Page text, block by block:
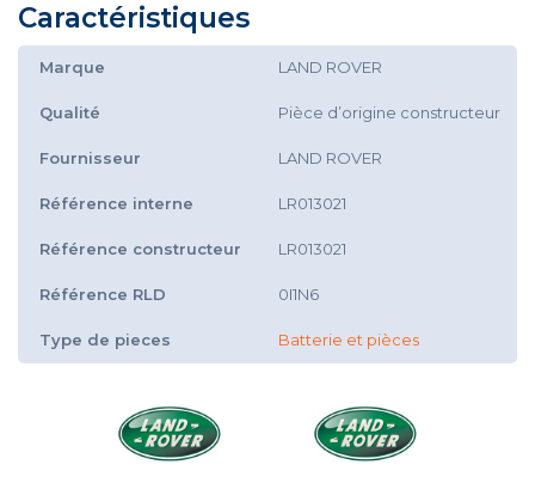
Caractéristiques
Marque LAND ROVER
Qualité Pièce d’origine constructeur
Fournisseur LAND ROVER
Référence interne LR013021
Référence constructeur LR013021
Référence RLD 0I1N6
Type de pieces Batterie et pièces